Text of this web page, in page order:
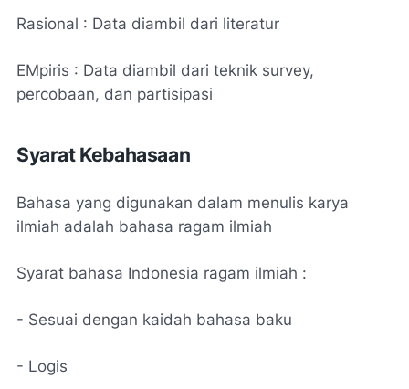
Rasional : Data diambil dari literatur
EMpiris : Data diambil dari teknik survey,
percobaan, dan partisipasi
Syarat Kebahasaan
Bahasa yang digunakan dalam menulis karya
ilmiah adalah bahasa ragam ilmiah
Syarat bahasa Indonesia ragam ilmiah :
- Sesuai dengan kaidah bahasa baku
- Logis